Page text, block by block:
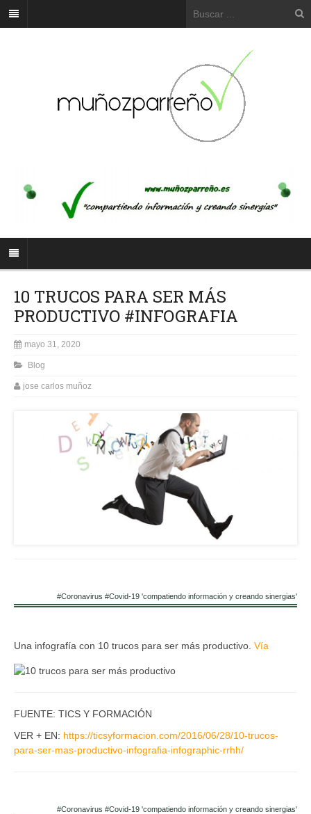
10 TRUCOS PARA SER MÁS
PRODUCTIVO #INFOGRAFIA
mayo 31, 2020
Blog
jose carlos muñoz
#Coronavirus #Covid-19 'compatiendo información y creando sinergias'
Una infografía con 10 trucos para ser más productivo. Vía
FUENTE: TICS Y FORMACIÓN
VER + EN: https://ticsyformacion.com/2016/06/28/10-trucos-
para-ser-mas-productivo-infografia-infographic-rrhh/
#Coronavirus #Covid-19 'compatiendo información y creando sinergias'